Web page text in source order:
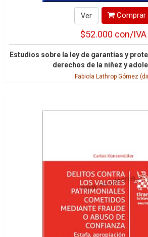
Ver Comprar
$52.000 con/IVA
Estudios sobre la ley de garantías y
derechos de la niñez y
Fabiola Lathrop Gómez